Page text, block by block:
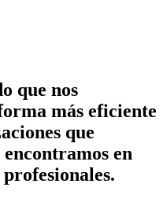
que nos
más eficiente
que
en